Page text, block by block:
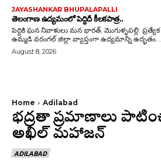
JAYASHANKAR BHUPALAPALLI
తెలంగాణ ఉద్యమంలో పెద్దిదీ కీలకపాత్ర..
పెద్దికి ఘన నివాళులు మన భారత్, మొగుళ్ళపల్లి: ప్రత్యేక తెలంగాణ రాష్ట్ర ఉద్యమంలో
ఉమ్మడి వరంగల్ జిల్లా వ్యాప్తంగా ఉద్యమాన్ని ఉదృతం...
August 8, 2026